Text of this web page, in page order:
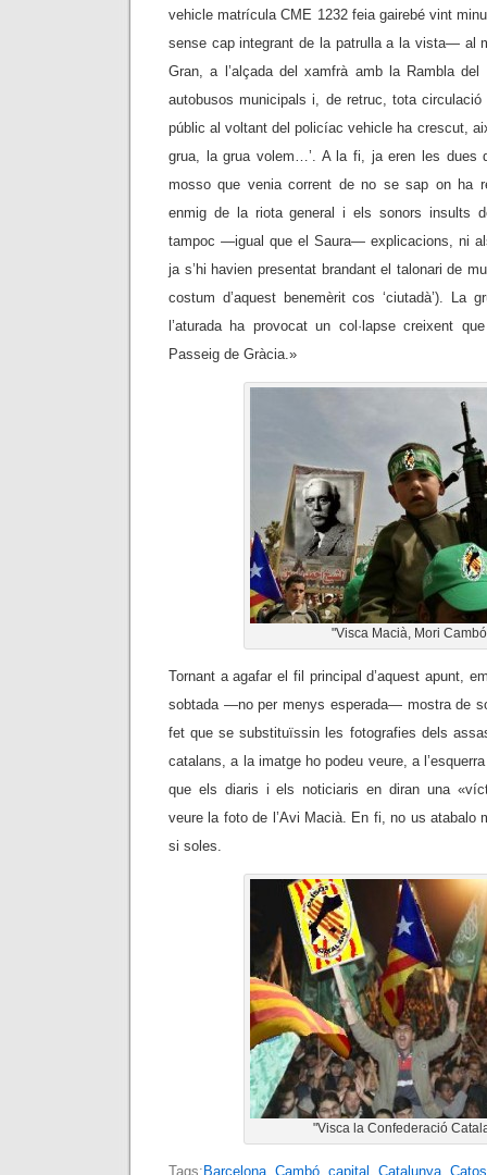
vehicle matrícula CME 1232 feia gairebé vint
sense cap integrant de la patrulla a la vista—al
Gran, a l’alçada del xamfrà amb la Rambla
autobusos municipals i, de retruc, tota circulació
públic al voltant del policíac vehicle ha crescut,
grua, la grua volem…’. A la fi, ja eren les dues
mosso que venia corrent de no se sap on ha
enmig de la riota general i els sonors insults
tampoc —igual que el Saura— explicacions, ni
ja s’hi havien presentat brandant el talonari de
costum d’aquest benemèrit cos ‘ciutadà’). La
l’aturada ha provocat un col·lapse creixent
Passeig de Gràcia.»
"Visca Macià, Mori
Tornant a agafar el fil principal d’aquest apunt,
sobtada —no per menys esperada—mostra de
fet que se substituïssin les fotografies dels
catalans, a la imatge ho podeu veure, a
que els diaris i els noticiaris en diran una
veure la foto de l’Avi Macià. En fi, no us atabalo
si soles.
"Visca la Confederació
Tags: Barcelona, Cambó, capital , Catalunya,